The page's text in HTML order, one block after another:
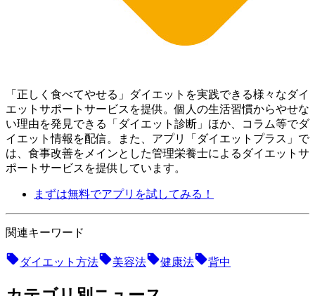
「正しく食べてやせる」ダイエットを実践できる様々なダイ
エットサポートサービスを提供。個人の生活習慣からやせな
い理由を発見できる「ダイエット診断」ほか、コラム等でダ
イエット情報を配信。 また、アプリ「ダイエットプラス」で
は、食事改善をメインとした管理栄養士によるダイエットサ
ポートサービスを提供しています。
まずは無料でアプリを試してみる！
関連キーワード
ダイエット方法 美容法 健康法 背中